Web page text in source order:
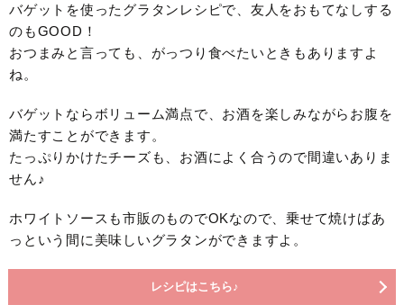
バゲットを使ったグラタンレシピで、友人をおもてなしする
のもGOOD！
おつまみと言っても、がっつり食べたいときもありますよ
ね。
バゲットならボリューム満点で、お酒を楽しみながらお腹を
満たすことができます。
たっぷりかけたチーズも、お酒によく合うので間違いありま
せん♪
ホワイトソースも市販のものでOKなので、乗せて焼けばあ
っという間に美味しいグラタンができますよ。
レシピはこちら♪